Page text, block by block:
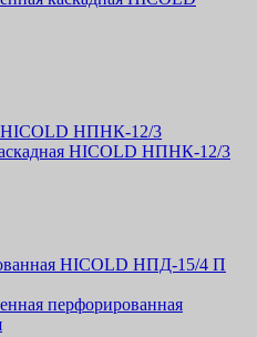
HICOLD НПНК-12/3
перфорированная